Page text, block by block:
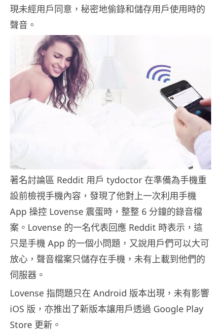
現未經用戶同意，秘密地偷錄和儲存用戶使用時的
聲音。
著名討論區 Reddit 用戶 tydoctor 在準備為手機重
設前檢視手機內容，發現了他對上一次利用手機
App 操控 Lovense 震蛋時，整整 6 分鐘的錄音檔
案。Lovense 的一名代表回應 Reddit 時表示，這
只是手機 App 的一個小問題，又說用戶們可以大可
放心，聲音檔案只儲存在手機，未有上載到他們的
伺服器。
Lovense 指問題只在 Android 版本出現，未有影響
iOS 版，亦推出了新版本讓用戶透過 Google Play
Store 更新。